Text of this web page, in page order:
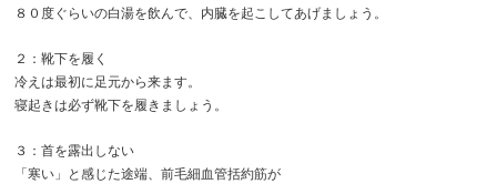
８０度ぐらいの白湯を飲んで、内臓を起こしてあげましょう。
２：靴下を履く
冷えは最初に足元から来ます。
寝起きは必ず靴下を履きましょう。
３：首を露出しない
「寒い」と感じた途端、前毛細血管括約筋が